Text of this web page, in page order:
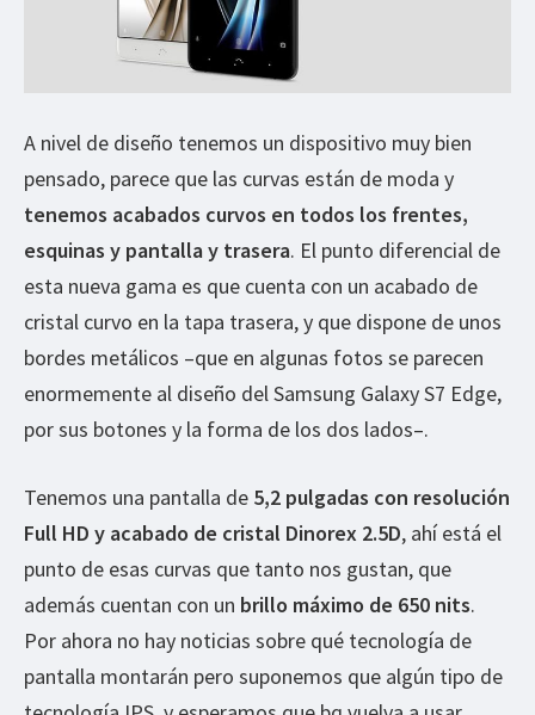
A nivel de diseño tenemos un dispositivo muy bien
pensado, parece que las curvas están de moda y
tenemos acabados curvos en todos los frentes,
esquinas y pantalla y trasera. El punto diferencial de
esta nueva gama es que cuenta con un acabado de
cristal curvo en la tapa trasera, y que dispone de unos
bordes metálicos –que en algunas fotos se parecen
enormemente al diseño del Samsung Galaxy S7 Edge,
por sus botones y la forma de los dos lados–.
Tenemos una pantalla de 5,2 pulgadas con resolución
Full HD y acabado de cristal Dinorex 2.5D, ahí está el
punto de esas curvas que tanto nos gustan, que
además cuentan con un brillo máximo de 650 nits.
Por ahora no hay noticias sobre qué tecnología de
pantalla montarán pero suponemos que algún tipo de